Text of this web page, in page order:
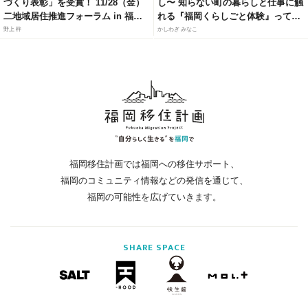
づくり表彰」を受賞！ 11/28（金）
二地域居住推進フォーラム in 福岡
にて、官民連携モデルによる「居・
野上 梓
し〜 知らない町の暮らしと仕事に触
れる『福岡くらしごと体験』って知
ってる？
かしわぎ みなこ
福岡移住計画では福岡への移住サポート、
福岡のコミュニティ情報などの発信を通じて、
福岡の可能性を広げていきます。
SHARE SPACE